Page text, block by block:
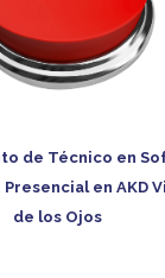
de Técnico en
en AKD
de los Ojos